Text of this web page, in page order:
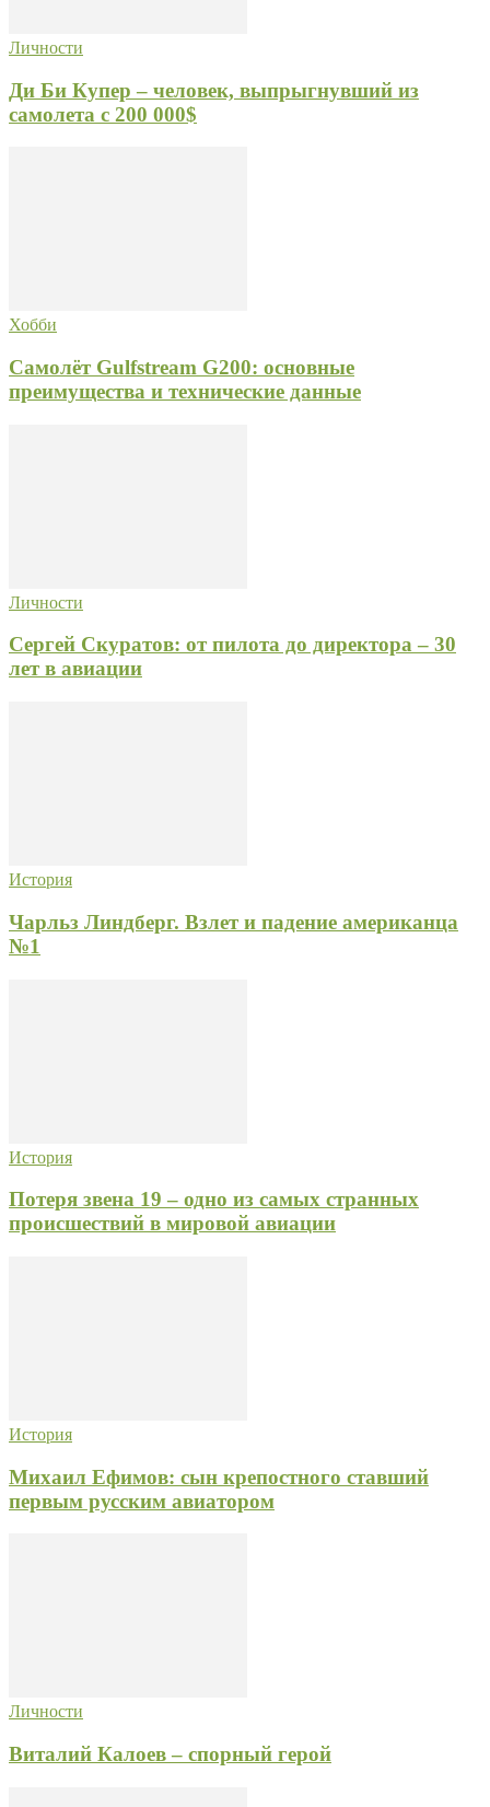
Личности
Ди Би Купер – человек, выпрыгнувший из
самолета с 200 000$
Хобби
Самолёт Gulfstream G200: основные
преимущества и технические данные
Личности
Сергей Скуратов: от пилота до директора – 30
лет в авиации
История
Чарльз Линдберг. Взлет и падение американца
№1
История
Потеря звена 19 – одно из самых странных
происшествий в мировой авиации
История
Михаил Ефимов: сын крепостного ставший
первым русским авиатором
Личности
Виталий Калоев – спорный герой